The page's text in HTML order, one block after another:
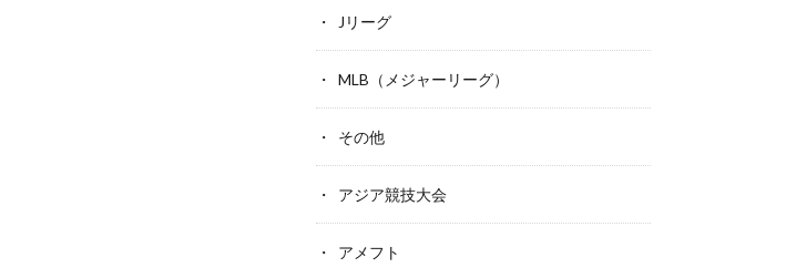
Jリーグ
MLB（メジャーリーグ）
その他
アジア競技大会
アメフト